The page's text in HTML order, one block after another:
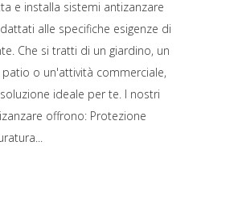
e installa sistemi antizanzare
alle specifiche esigenze di
Che si tratti di un giardino, un
o un'attività commerciale,
ideale per te. I nostri
offrono: Protezione